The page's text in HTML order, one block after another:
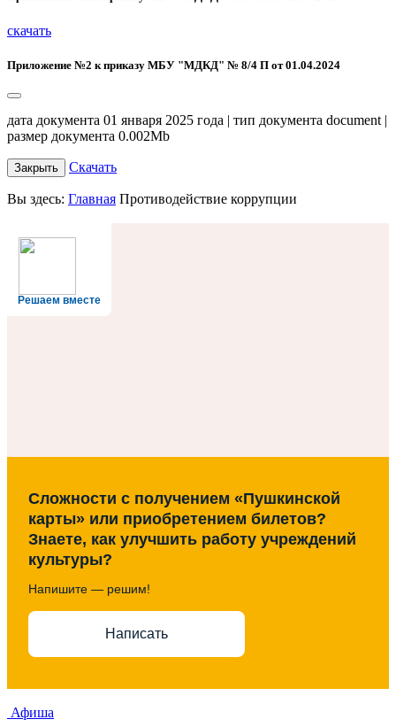
скачать
Приложение №2 к приказу МБУ "МДКД" № 8/4 П от 01.04.2024
дата документа 01 января 2025 года | тип документа document |
размер документа 0.002Mb
Закрыть Скачать
Вы здесь: Главная Противодействие коррупции
Решаем вместе
Сложности с получением «Пушкинской
карты» или приобретением билетов?
Знаете, как улучшить работу учреждений
культуры?
Напишите — решим!
Написать
Афиша